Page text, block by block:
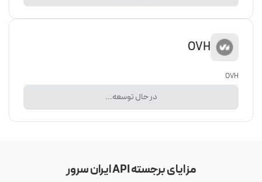
OVH
OVH
در حال توسعه...
مزایای برجسته API ایران سرور